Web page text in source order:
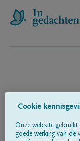
Volg ons op
Cookie
Onze website
goede werking van de